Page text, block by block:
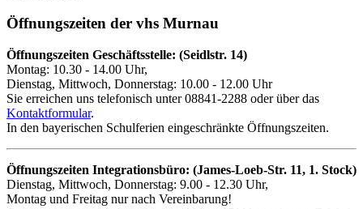
Öffnungszeiten der vhs Murnau
Öffnungszeiten Geschäftsstelle: (Seidlstr. 14)
Montag: 10.30 - 14.00 Uhr,
Dienstag, Mittwoch, Donnerstag: 10.00 - 12.00 Uhr
Sie erreichen uns telefonisch unter 08841-2288 oder über das
Kontaktformular.
In den bayerischen Schulferien eingeschränkte Öffnungszeiten.
Öffnungszeiten Integrationsbüro: (James-Loeb-Str. 11, 1. Stock)
Dienstag, Mittwoch, Donnerstag: 9.00 - 12.30 Uhr,
Montag und Freitag nur nach Vereinbarung!